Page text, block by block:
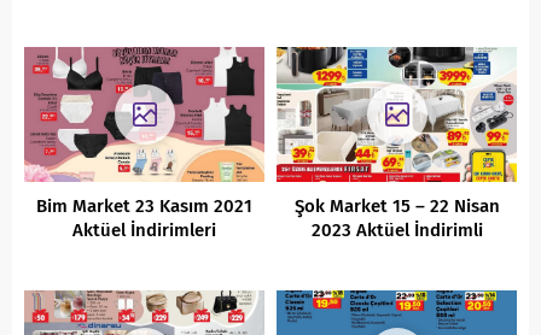
Bim Market 23 Kasım 2021
Aktüel İndirimleri
Şok Market 15 – 22 Nisan
2023 Aktüel İndirimli